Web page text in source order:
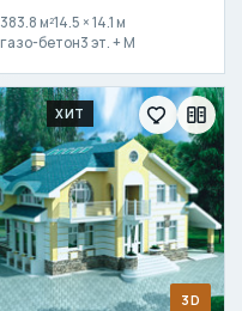
383.8 м²14.5 × 14.1 м
газо-бетон3 эт. + М
3D
ХИТ